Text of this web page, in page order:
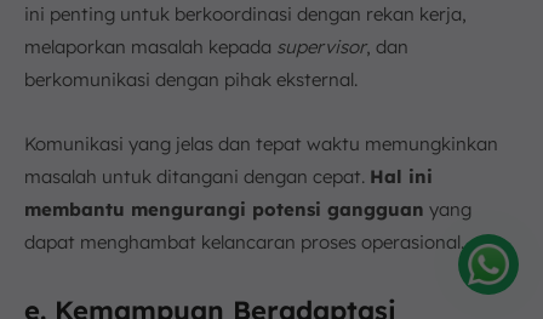
ini penting untuk berkoordinasi dengan rekan kerja,
melaporkan masalah kepada supervisor, dan
berkomunikasi dengan pihak eksternal.
Komunikasi yang jelas dan tepat waktu memungkinkan
masalah untuk ditangani dengan cepat. Hal ini
membantu mengurangi potensi gangguan yang
dapat menghambat kelancaran proses operasional.
e. Kemampuan Beradaptasi